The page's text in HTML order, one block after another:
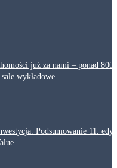
już za nami – ponad 800
wykładowe
Podsumowanie 11.